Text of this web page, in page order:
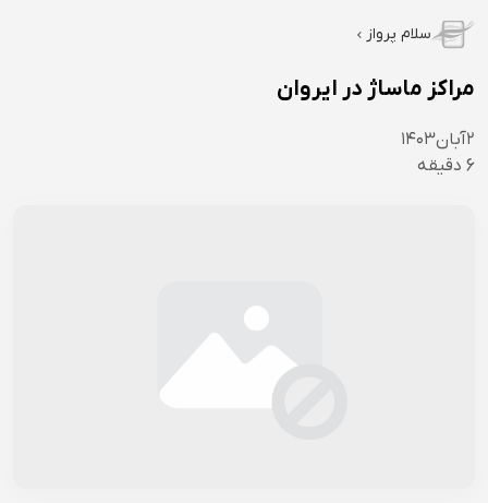
سلام پرواز
مراکز ماساژ در ایروان
۲آبان۱۴۰۳
6 دقیقه